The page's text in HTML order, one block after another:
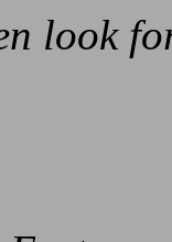
look